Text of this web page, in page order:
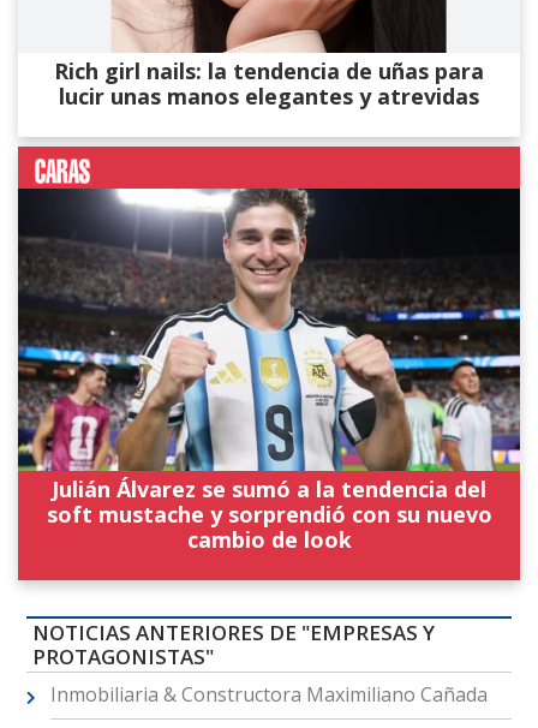
Rich girl nails: la tendencia de uñas para
lucir unas manos elegantes y atrevidas
Julián Álvarez se sumó a la tendencia del
soft mustache y sorprendió con su nuevo
cambio de look
NOTICIAS ANTERIORES DE "EMPRESAS Y
PROTAGONISTAS"
Inmobiliaria & Constructora Maximiliano Cañada